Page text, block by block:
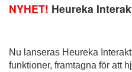
NYHET! Heureka
Nu lanseras Heureka
funktioner, framtagna för att